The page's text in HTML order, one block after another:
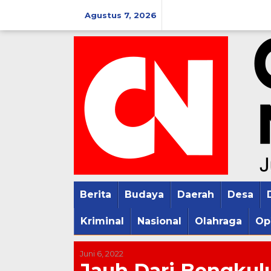
konten
Agustus 7, 2026
Berita Budaya Daerah Desa
Kriminal Nasional Olahraga
Juni 6, 2022